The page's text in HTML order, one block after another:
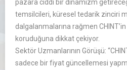
pazara ciddi bir dinamizm
temsilcileri, küresel tedarik zinciri
dalgalanmalarına rağmen CHINT’in
koruduğuna dikkat çekiyor.
Sektör Uzmanlarının Görüşü:
sadece bir fiyat güncellemesi